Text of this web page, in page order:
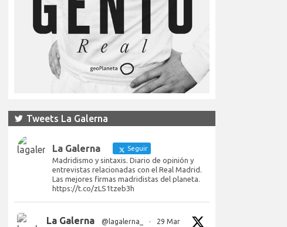
Tweets La Galerna
La Galerna Seguir
Madridismo y sintaxis. Diario de opinión y
entrevistas relacionadas con el Real Madrid.
Las mejores firmas madridistas del planeta.
https://t.co/zLS1tzeb3h
La Galerna @lagalerna_ · 29 Mar